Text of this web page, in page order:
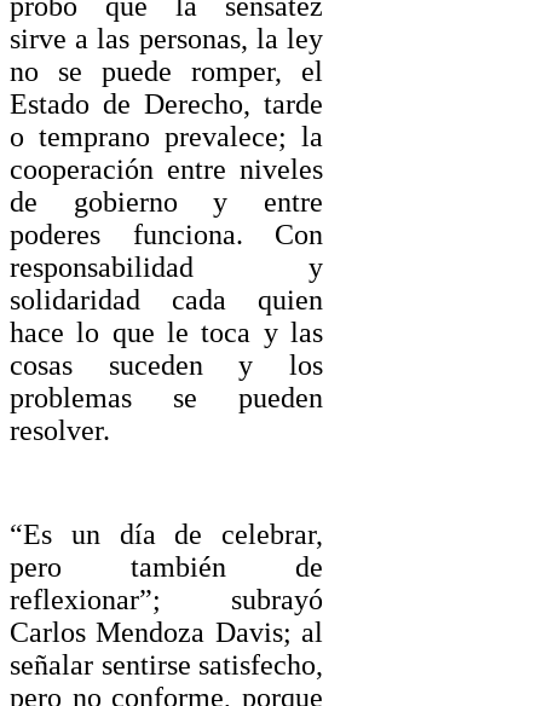
sirve a las personas, la ley
no se puede romper, el
Estado de Derecho, tarde
o temprano prevalece; la
cooperación entre niveles
de gobierno y entre
poderes funciona. Con
responsabilidad y
solidaridad cada quien
hace lo que le toca y las
cosas suceden y los
problemas se pueden
resolver.
“Es un día de celebrar,
pero también de
reflexionar”; subrayó
Carlos Mendoza Davis; al
señalar sentirse satisfecho,
pero no conforme, porque